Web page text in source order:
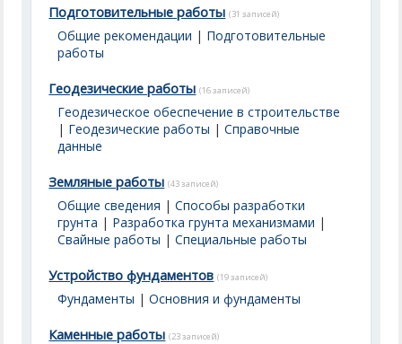
Подготовительные работы (31 записей)
Общие рекомендации | Подготовительные
работы
Геодезические работы (16 записей)
Геодезическое обеспечение в строительстве
| Геодезические работы |Справочные
данные
Земляные работы (43 записей)
Общие сведения |Способы разработки
грунта | Разработка грунта механизмами |
Свайные работы |Специальные работы
Устройство фундаментов (19 записей)
Фундаменты |Основния и фундаменты
Каменные работы (23 записей)